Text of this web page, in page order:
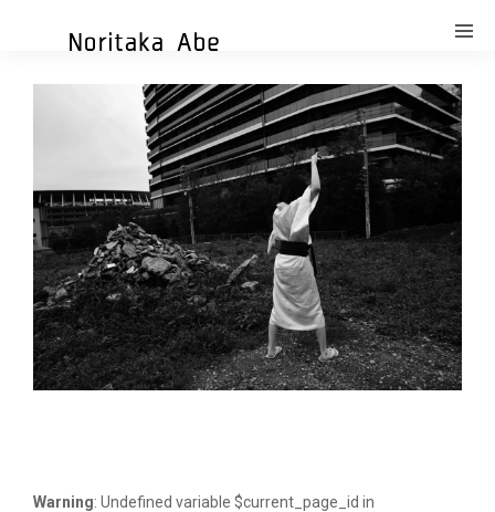
Warning: Undefined variable $current_page_id in